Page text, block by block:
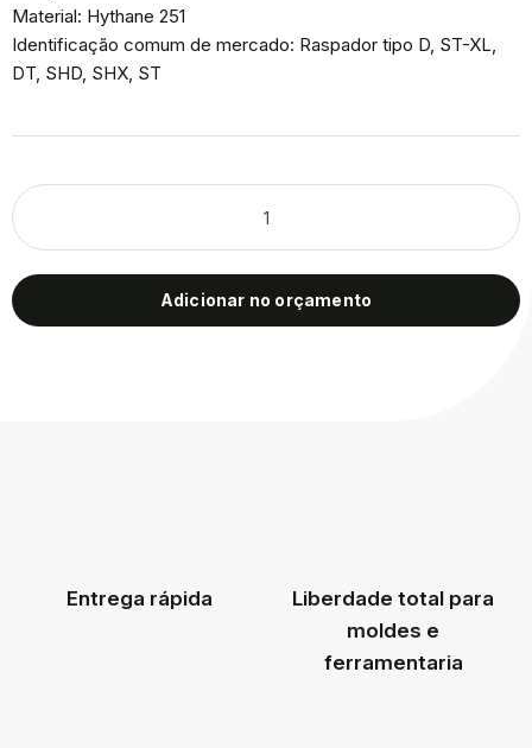
Material: Hythane 251
Identificação comum de mercado: Raspador tipo D, ST-XL,
DT, SHD, SHX, ST
Adicionar no orçamento
Entrega rápida
Liberdade total para
moldes e
ferramentaria